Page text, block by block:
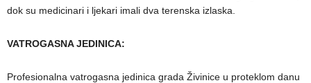
dok su medicinari i ljekari imali dva terenska izlaska.
VATROGASNA JEDINICA:
Profesionalna vatrogasna jedinica grada Živinice u proteklom danu